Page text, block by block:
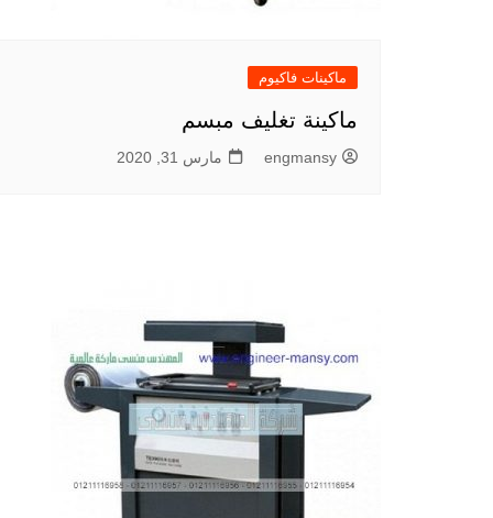
ماكينات فاكيوم
ماكينة تغليف مبسم
engmansy مارس 31, 2020